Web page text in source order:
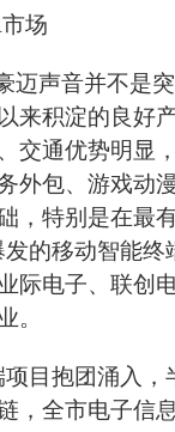
场
迈声音并不是
来积淀的良好
交通优势明显
外包、游戏动
，特别是在最
的移动智能终
际电子、联创
。
目抱团涌入，
，全市电子信